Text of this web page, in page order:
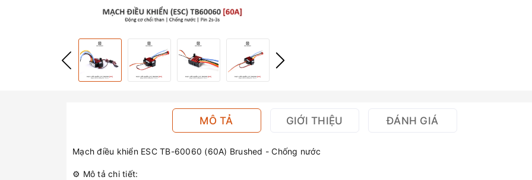
MÔ TẢ GIỚI THIỆU ĐÁNH GIÁ
Mạch điều khiển ESC TB-60060 (60A) Brushed - Chống nước
⚙️ Mô tả chi tiết: